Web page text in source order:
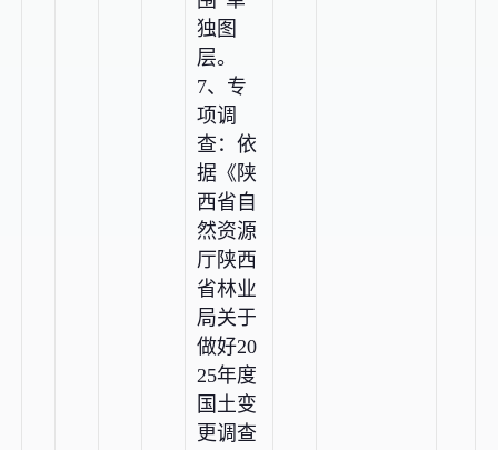
独图
层。
7、专
项调
查：依
据《陕
西省自
然资源
厅陕西
省林业
局关于
做好20
25年度
国土变
更调查